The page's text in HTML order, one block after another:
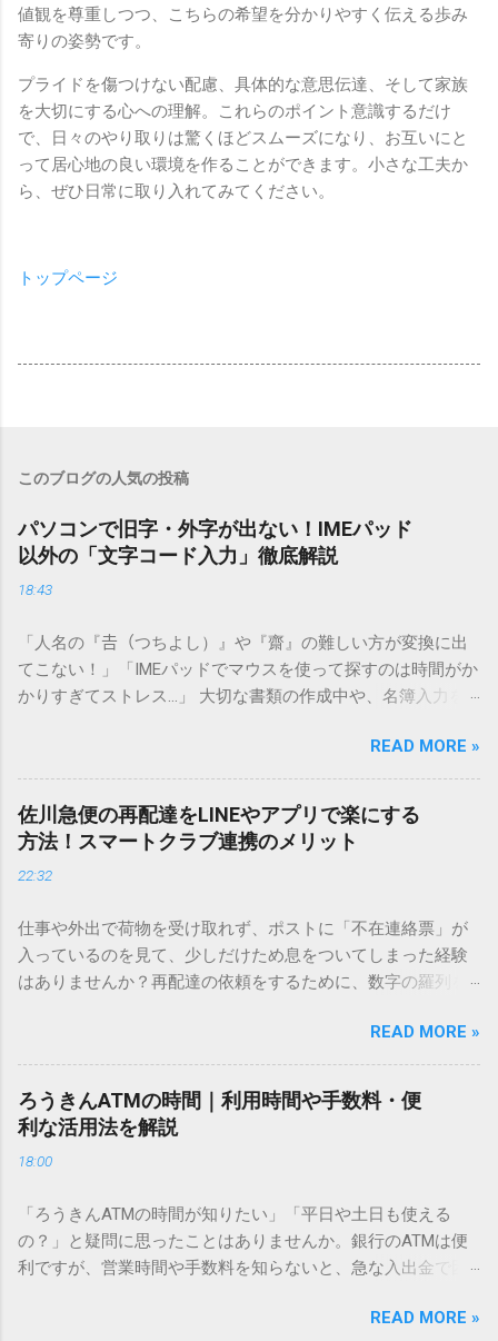
値観を尊重しつつ、こちらの希望を分かりやすく伝える歩み
寄りの姿勢です。
プライドを傷つけない配慮、具体的な意思伝達、そして家族
を大切にする心への理解。これらのポイント意識するだけ
で、日々のやり取りは驚くほどスムーズになり、お互いにと
って居心地の良い環境を作ることができます。小さな工夫か
ら、ぜひ日常に取り入れてみてください。
トップページ
このブログの人気の投稿
パソコンで旧字・外字が出ない！IMEパッド
以外の「文字コード入力」徹底解説
18:43
「人名の『𠮷（つちよし）』や『齋』の難しい方が変換に出
てこない！」「IMEパッドでマウスを使って探すのは時間がか
かりすぎてストレス…」 大切な書類の作成中や、名簿入力を
てしまいますよね。多くの人が「IMEパッド（手書き入力）」
を使いますが、実はマウスで一画ずつ書くのは非効率です
し、似た漢字が多すぎて結局見つからないことも少なくあり
ません。 そこで今回は、IMEパッドを使わずに、特定のコー
ドを打ち込むだけで一瞬で旧字や外字、特殊記号を呼び出す
「文字コード入力」のテクニックを詳しく解説します。 この
必要はありません。 1. なぜ「変換」しても旧字・外字が出て
こないのか？ そもそも、なぜ普通の変換で出てこない漢字が
あるのでしょうか。その理由は、パソコンが文字を認識する
は、JIS規格（日本産業規格）によって「第1水準」「第2水
準」といった形で整理されています。しかし、人名や地名に
使われる非常に古い漢字（旧字）や、特定の組織だけで作ら
れた「外字」は、この一般的な変換リストに含まれていない
ン上のすべての文字には、いわば「住所」のような番号が割
り振られています。変換候補に出ない文字でも、この住所
（コード）を直接指定すれば、確実に呼び出すことができる
のです。 2. Windows標準機能！文字コードで漢字を出す「16
進数入力」 最も汎用性が高く、特別なソフトも不要なのが
READ MORE »
佐川急便の再配達をLINEやアプリで楽にする
方法！スマートクラブ連携のメリット
22:32
仕事や外出で荷物を受け取れず、ポストに「不在連絡票」が
入っているのを見て、少しだけため息をついてしまった経験
はありませんか？再配達の依頼をするために、数字の羅列を
ことに申し訳なさを感じたりすることもあるかもしれませ
ん。 「もっとスムーズに、自分のタイミングで受け取りた
い」 「わざわざ電話をかけずに、スマホ一つで完結させた
い」 そんな願いを叶えてくれるのが、佐川急便の会員制サー
ビス「スマートクラブ」と、LINEや公式アプリの連携です。
これらを活用するだけで、再配達のストレスは驚くほど軽く
受け取り術と、連携による具体的なメリットを徹底解説しま
す。 佐川急便の再配達が劇的に変わる「スマートクラブ」と
は？ まず押さえておきたいのが、佐川急便の個人向け無料会
況をリアルタイムで管理するための基盤となるサービスで
READ MORE »
ろうきんATMの時間｜利用時間や手数料・便
利な活用法を解説
18:00
「ろうきんATMの時間が知りたい」「平日や土日も使える
の？」と疑問に思ったことはありませんか。銀行のATMは便
利ですが、営業時間や手数料を知らないと、急な入出金で困
ATM営業時間や利用の注意点、便利な活用法 を詳しく解説し
READ MORE »